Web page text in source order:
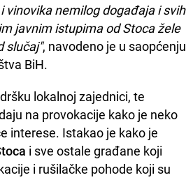
vinovika nemilog događaja i svih
javnim istupima od Stoca žele
slučaj", navodeno je u saopćenju
BiH.
lokalnoj zajednici, te
na provokacije kako je neko
interese. Istakao je kako je
i sve ostale građane koji
i rušilačke pohode koji su